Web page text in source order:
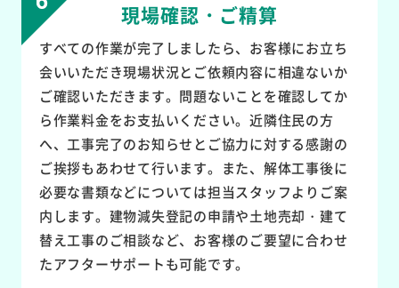
現場確認・ご精算
すべての作業が完了しましたら、お客様にお立ち
会いいただき現場状況とご依頼内容に相違ないか
ご確認いただきます。問題ないことを確認してか
ら作業料金をお支払いください。近隣住民の方
へ、工事完了のお知らせとご協力に対する感謝の
ご挨拶もあわせて行います。また、解体工事後に
必要な書類などについては担当スタッフよりご案
内します。建物減失登記の申請や土地売却・建て
替え工事のご相談など、お客様のご要望に合わせ
たアフターサポートも可能です。